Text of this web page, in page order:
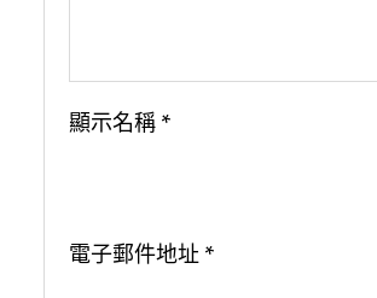
顯示名稱 *
電子郵件地址 *